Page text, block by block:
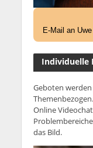
E-Mail an
Individuelle
Geboten
Online
das Bild.